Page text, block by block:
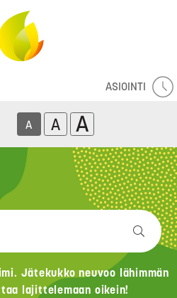
ASIOINTI
A A A
Jätekukko neuvoo lähimmän
lajittelemaan oikein!